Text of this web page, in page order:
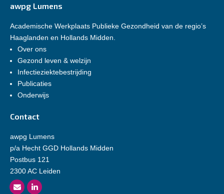
awpg Lumens
Academische Werkplaats Publieke Gezondheid van de regio’s
Haaglanden en Hollands Midden.
Over ons
Gezond leven & welzijn
Infectieziektebestrijding
Publicaties
Onderwijs
Contact
awpg Lumens
p/a Hecht GGD Hollands Midden
Postbus 121
2300 AC Leiden